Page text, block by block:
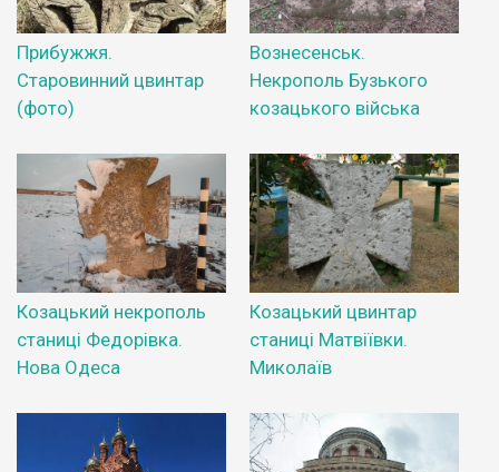
Прибужжя.
Старовинний цвинтар
(фото)
Вознесенськ.
Некрополь Бузького
козацького війська
Козацький некрополь
станиці Федорівка.
Нова Одеса
Козацький цвинтар
станиці Матвіївки.
Миколаїв